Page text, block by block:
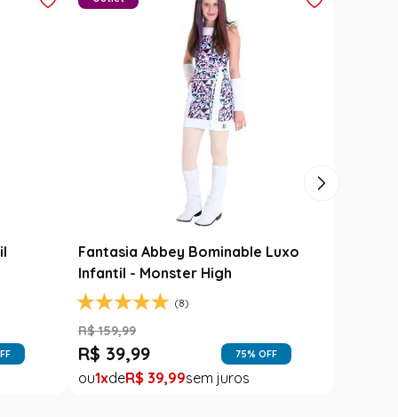
Saia Festa Junina Infantil Branca
Noivinha com Fitas Coloridas
R$ 78,90
R$ 49 ,99
1 R$ 49,99